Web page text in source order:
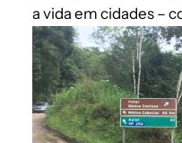
a vida em cidades –